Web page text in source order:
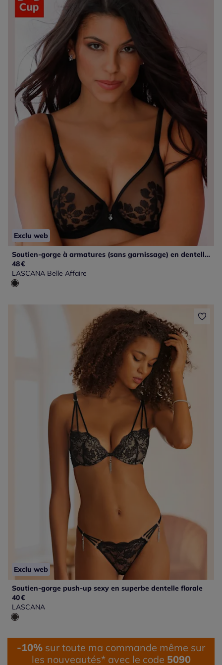
Exclu web
Soutien-gorge à armatures (sans garnissage) en dentelle légèrement transparente
48€
LASCANA Belle Affaire
Exclu web
Soutien-gorge push-up sexy en superbe dentelle florale
40€
LASCANA
-10% sur toute ma commande même sur
les nouveautés* avec le code 5090